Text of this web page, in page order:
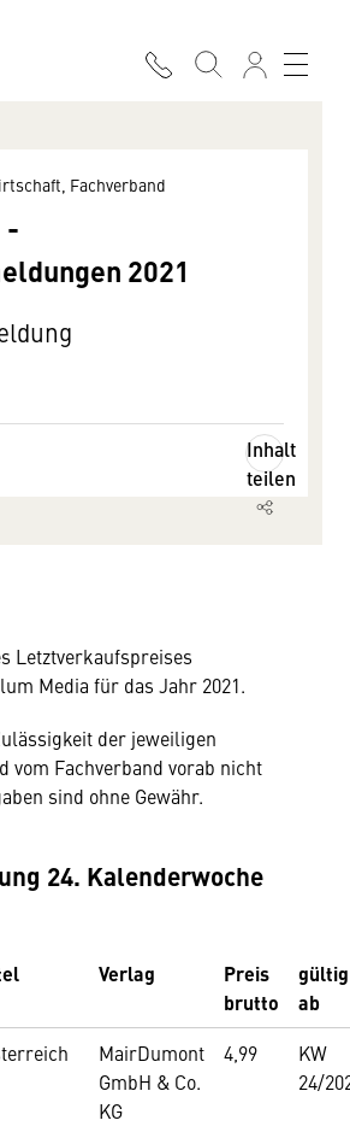
Fachverband
-
2021
Inhalt
teilen
Letztverkaufspreises
Media für das Jahr 2021.
der jeweiligen
vom Fachverband vorab nicht
sind ohne Gewähr.
24. Kalenderwoche
Verlag
Preis
brutto
gültig
ab
MairDumont
GmbH & Co.
KG
4,99
KW
24/